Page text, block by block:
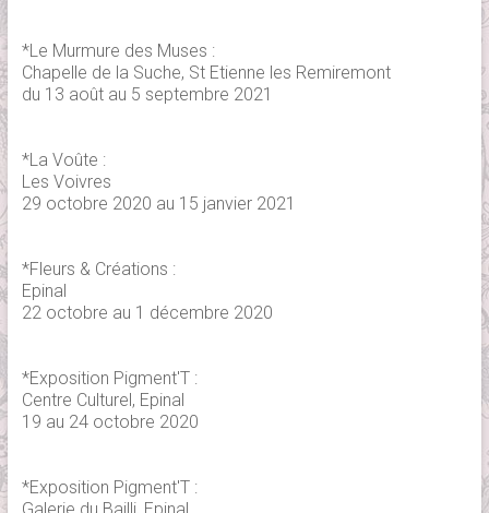
*Le Murmure des Muses :
Chapelle de la Suche, St Etienne les Remiremont
du 13 août au 5 septembre 2021
*La Voûte :
Les Voivres
29 octobre 2020 au 15 janvier 2021
*Fleurs & Créations :
Epinal
22 octobre au 1 décembre 2020
*Exposition Pigment'T :
Centre Culturel, Epinal
19 au 24 octobre 2020
*Exposition Pigment'T :